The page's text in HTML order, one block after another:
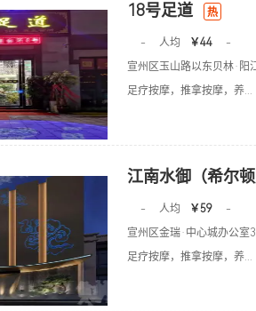
18号足道 热
- 人均 ￥44
-
宣州区玉山路以东贝林·阳
足疗按摩，推拿按摩，养...
江南水御（希尔
- 人均 ￥59
-
宣州区金瑞·中心城办公室
足疗按摩，推拿按摩，养...